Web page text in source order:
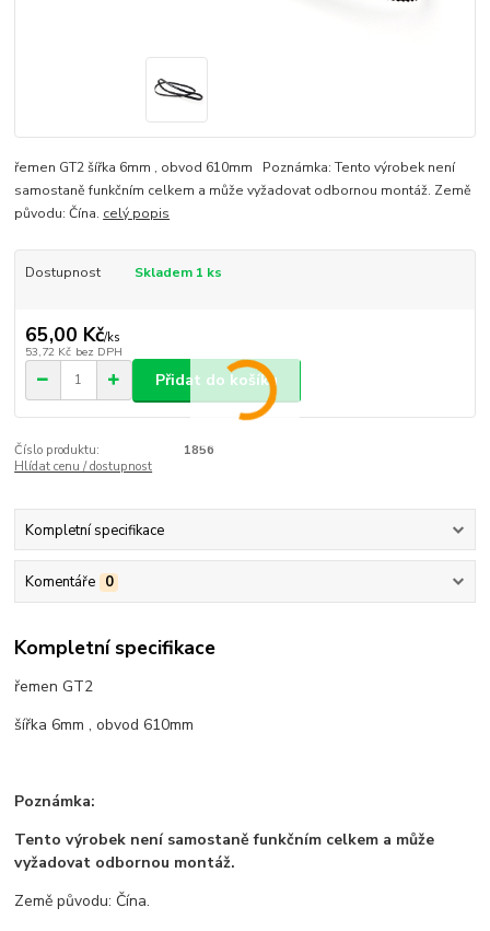
řemen GT2 šířka 6mm , obvod 610mm Poznámka: Tento výrobek není
samostaně funkčním celkem a může vyžadovat odbornou montáž. Země
původu: Čína. celý popis
Dostupnost Skladem 1 ks
65,00 Kč/ks
53,72 Kč bez DPH
Přidat do košíku
Číslo produktu:
1856
Hlídat cenu / dostupnost
Kompletní specifikace
Komentáře 0
Kompletní specifikace
řemen GT2
šířka 6mm , obvod 610mm
Poznámka:
Tento výrobek není samostaně funkčním celkem a může
vyžadovat odbornou montáž.
Země původu: Čína.